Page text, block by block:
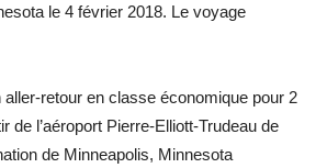
le 4 février 2018. Le voyage
aller-retour en classe économique pour 2
de l’aéroport Pierre-Elliott-Trudeau de
de Minneapolis, Minnesota